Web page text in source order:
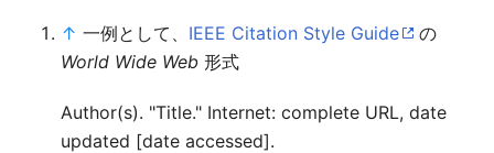
↑ 一例として、 IEEE Citation Style Guide
の
World Wide Web 形式
Author(s). "Title." Internet: complete URL, date
updated [date accessed].